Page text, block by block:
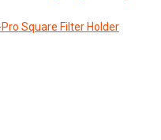
Square Filter Holder